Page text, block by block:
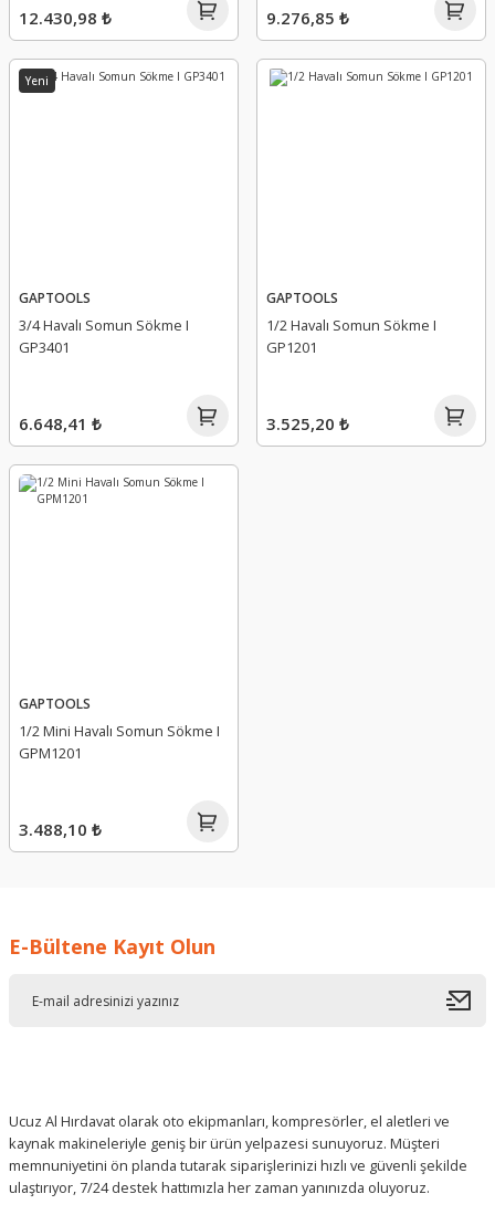
12.430,98 ₺ 9.276,85 ₺
Yeni
GAPTOOLS
3/4 Havalı Somun Sökme I
GP3401
6.648,41 ₺
GAPTOOLS
1/2 Havalı Somun Sökme I
GP1201
3.525,20 ₺
GAPTOOLS
1/2 Mini Havalı Somun Sökme I
GPM1201
3.488,10 ₺
E-Bültene Kayıt Olun
Ucuz Al Hırdavat olarak oto ekipmanları, kompresörler, el aletleri ve
kaynak makineleriyle geniş bir ürün yelpazesi sunuyoruz. Müşteri
memnuniyetini ön planda tutarak siparişlerinizi hızlı ve güvenli şekilde
ulaştırıyor, 7/24 destek hattımızla her zaman yanınızda oluyoruz.